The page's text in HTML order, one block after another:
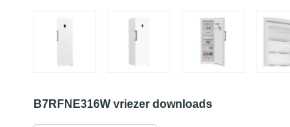
B7RFNE316W vriezer downloads